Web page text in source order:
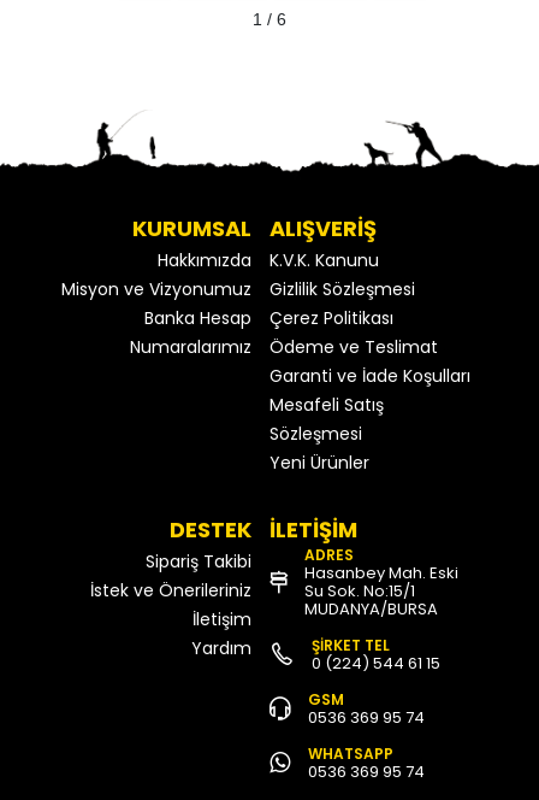
1 / 6
KURUMSAL
Hakkımızda
Misyon ve Vizyonumuz
Banka Hesap
Numaralarımız
ALIŞVERİŞ
K.V.K. Kanunu
Gizlilik Sözleşmesi
Çerez Politikası
Ödeme ve Teslimat
Garanti ve İade Koşulları
Mesafeli Satış
Sözleşmesi
Yeni Ürünler
DESTEK
Sipariş Takibi
İstek ve Önerileriniz
İletişim
Yardım
İLETİŞİM
ADRES
Hasanbey Mah. Eski
Su Sok. No:15/1
MUDANYA/BURSA
ŞİRKET TEL
0 (224) 544 61 15
GSM
0536 369 95 74
WHATSAPP
0536 369 95 74